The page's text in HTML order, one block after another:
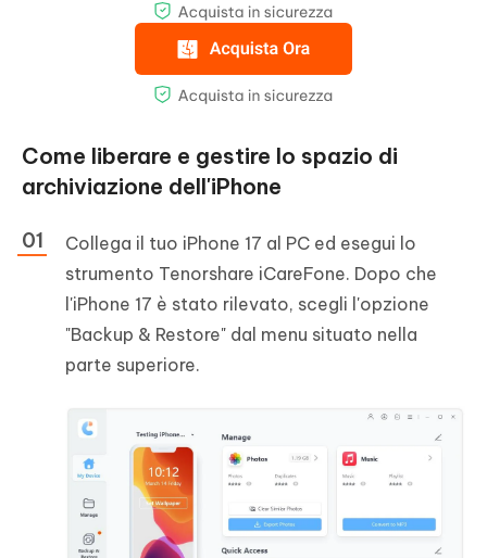
Come liberare e gestire lo spazio di
archiviazione dell'iPhone
Collega il tuo iPhone 17 al PC ed esegui lo
strumento Tenorshare iCareFone. Dopo che
l'iPhone 17 è stato rilevato, scegli l'opzione
"Backup & Restore" dal menu situato nella
parte superiore.